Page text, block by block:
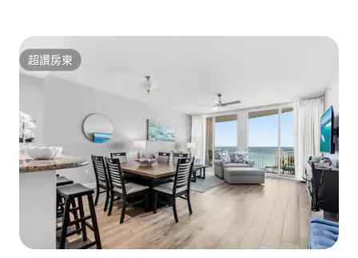
超讚房東
超讚房東